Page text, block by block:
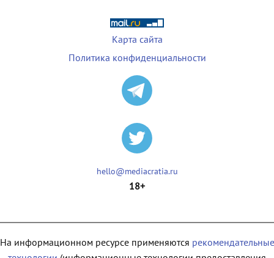
Карта сайта
Политика конфиденциальности
hello@mediacratia.ru
18+
На информационном ресурсе применяются рекомендательные